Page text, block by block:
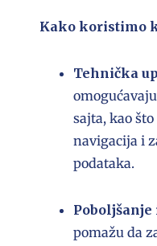
Kako koristimo
Tehnička
sajta, kao
navigacija i
podataka.
pomažu da